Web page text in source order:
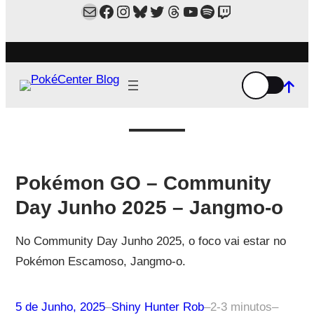
MailFacebook
Instagram
Bluesky
Twitter
Estamos no Threads!
YouTube
Spotify
Twitch
Pokémon GO – Community
Day Junho 2025 – Jangmo-o
No Community Day Junho 2025, o foco vai estar no
Pokémon Escamoso, Jangmo-o.
5 de Junho, 2025–Shiny Hunter Rob–2-3 minutos–